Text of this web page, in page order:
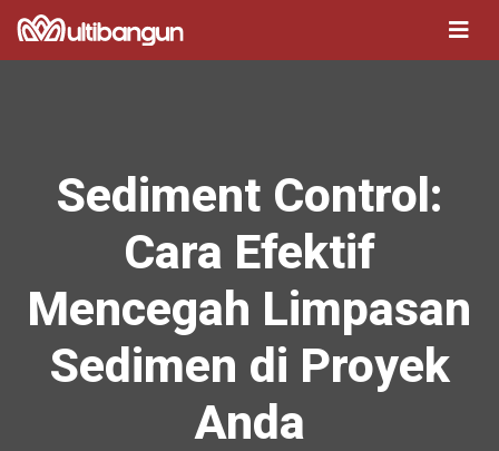
Sediment Control:
Cara Efektif
Mencegah Limpasan
Sedimen di Proyek
Anda